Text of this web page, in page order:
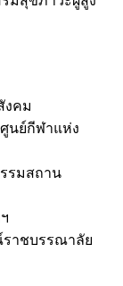
งคม
ศูนย์กีฬาแห่ง
รมสถาน
าชบรรณาลัย